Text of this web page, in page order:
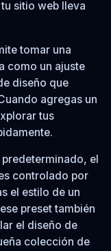
sitio web lleva
tomar una
como un ajuste
diseño que
agregas un
tus
el
controlado por
el estilo de un
preset también
el diseño de
colección de